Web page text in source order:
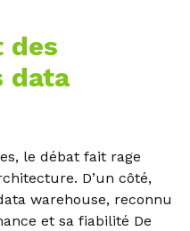
des
data
le débat fait rage
D’un côté,
warehouse, reconnu
et sa fiabilité De